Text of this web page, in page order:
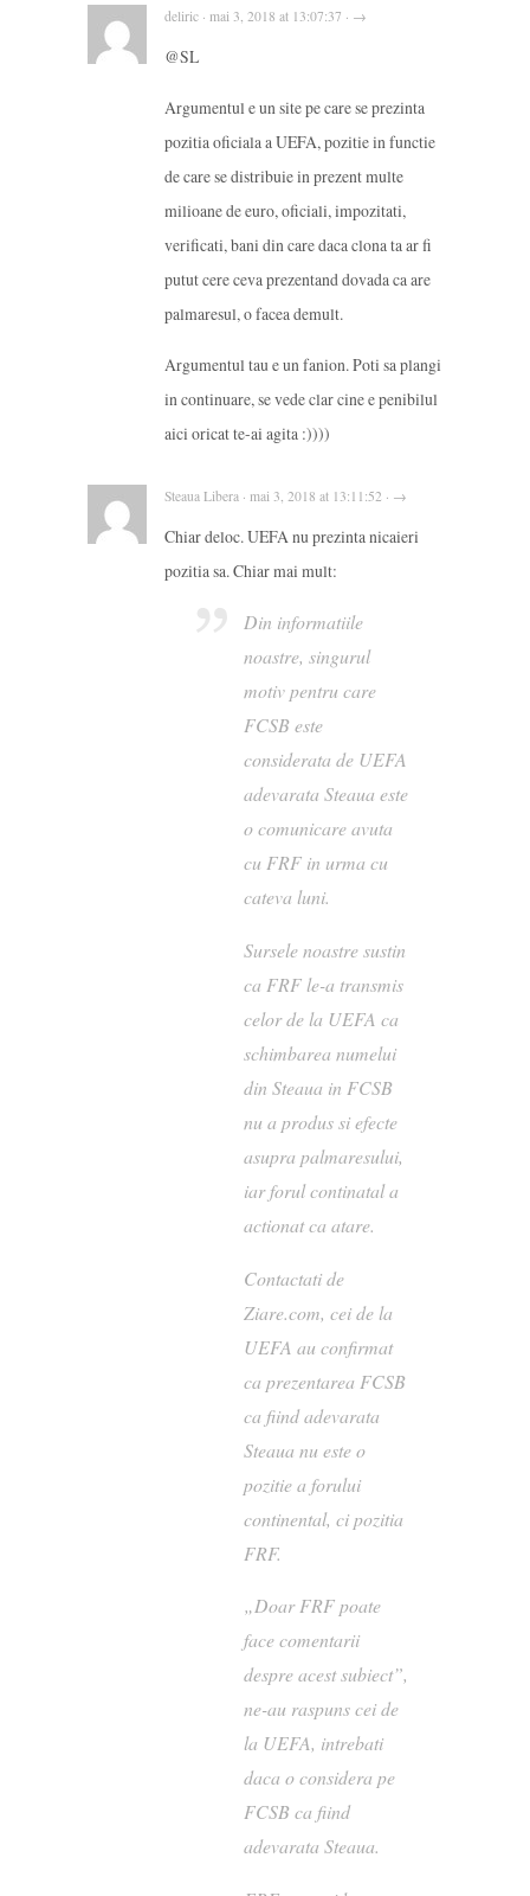
deliric · mai 3, 2018 at 13:07:37 · →
@SL
Argumentul e un site pe care se prezinta
pozitia oficiala a UEFA, pozitie in functie
de care se distribuie in prezent multe
milioane de euro, oficiali, impozitati,
verificati, bani din care daca clona ta ar fi
putut cere ceva prezentand dovada ca are
palmaresul, o facea demult.
Argumentul tau e un fanion. Poti sa plangi
in continuare, se vede clar cine e penibilul
aici oricat te-ai agita :))))
Steaua Libera · mai 3, 2018 at 13:11:52 · →
Chiar deloc. UEFA nu prezinta nicaieri
pozitia sa. Chiar mai mult:
Din informatiile
noastre, singurul
motiv pentru care
FCSB este
considerata de UEFA
adevarata Steaua este
o comunicare avuta
cu FRF in urma cu
cateva luni.
Sursele noastre sustin
ca FRF le-a transmis
celor de la UEFA ca
schimbarea numelui
din Steaua in FCSB
nu a produs si efecte
asupra palmaresului,
iar forul continatal a
actionat ca atare.
Contactati de
Ziare.com, cei de la
UEFA au confirmat
ca prezentarea FCSB
ca fiind adevarata
Steaua nu este o
pozitie a forului
continental, ci pozitia
FRF.
„Doar FRF poate
face comentarii
despre acest subiect”,
ne-au raspuns cei de
la UEFA, intrebati
daca o considera pe
FCSB ca fiind
adevarata Steaua.